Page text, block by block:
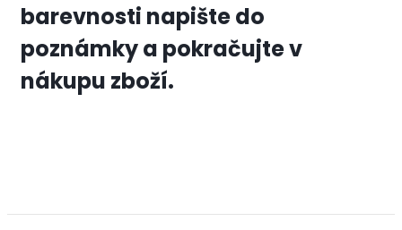
barevnosti napište do
poznámky a pokračujte v
nákupu zboží.